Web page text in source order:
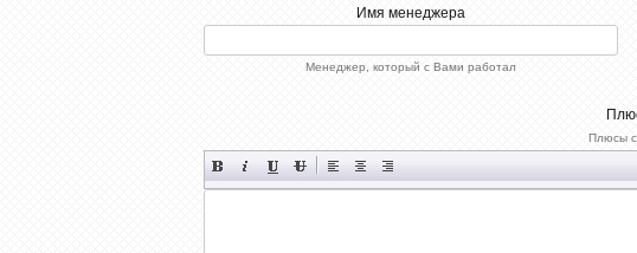
Имя менеджера
Менеджер, который с Вами работал
Плюсы